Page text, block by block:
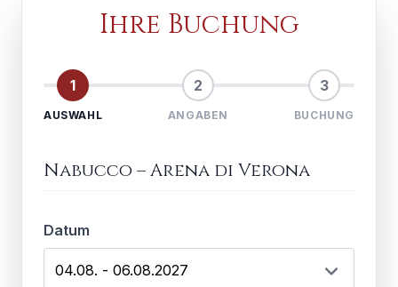
Ihre Buchung
1
AUSWAHL
2
ANGABEN
3
BUCHUNG
Nabucco –Arena di Verona
Datum